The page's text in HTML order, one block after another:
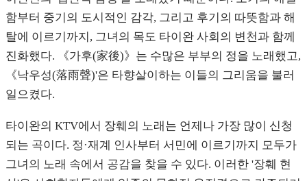
함부터 중기의 도시적인 감각, 그리고 후기의 따뜻함과 해
탈에 이르기까지, 그녀의 목도 타이완 사회의 변천과 함께
진화했다. 《가후(家後)》는 수많은 부부의 정을 노래했고,
《낙우성(落雨聲)'은 타향살이하는 이들의 그리움을 불러
일으켰다.
타이완의 KTV에서 장훼의 노래는 언제나 가장 많이 신청
되는 곡이다. 정·재계 인사부터 서민에 이르기까지 모두가
그녀의 노래 속에서 공감을 찾을 수 있다. 이러한 '장훼 현